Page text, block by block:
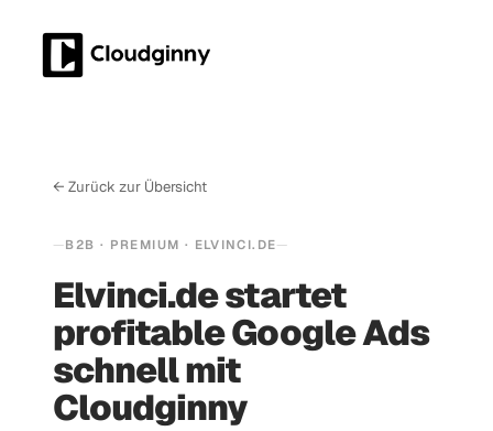
← Zurück zur Übersicht
B2B · PREMIUM · ELVINCI.DE
Elvinci.de startet
profitable Google Ads
schnell mit
Cloudginny